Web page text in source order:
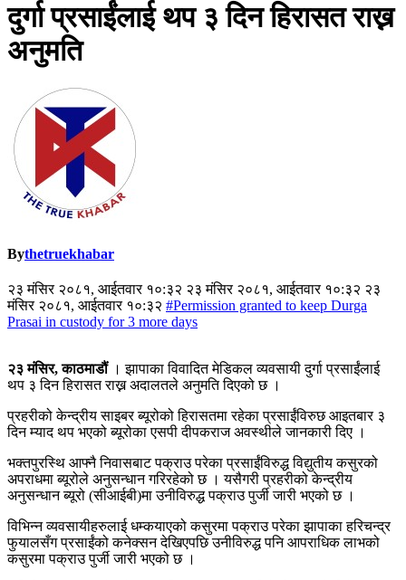
दुर्गा प्रसाईंलाई थप ३ दिन हिरासत राख्न
अनुमति
Bythetruekhabar
२३ मंसिर २०८१, आईतवार १०:३२ २३ मंसिर २०८१, आईतवार १०:३२ २३
मंसिर २०८१, आईतवार १०:३२ #Permission granted to keep Durga
Prasai in custody for 3 more days
२३ मंसिर, काठमाडौं। झापाका विवादित मेडिकल व्यवसायी दुर्गा प्रसाईंलाई
थप ३ दिन हिरासत राख्न अदालतले अनुमति दिएको छ ।
प्रहरीको केन्द्रीय साइबर ब्यूरोको हिरासतमा रहेका प्रसाईंविरुछ आइतबार ३
दिन म्याद थप भएको ब्यूरोका एसपी दीपकराज अवस्थीले जानकारी दिए ।
भक्तपुरस्थि आफ्नै निवासबाट पक्राउ परेका प्रसाईंविरुद्ध विद्युतीय कसुरको
अपराधमा ब्यूरोले अनुसन्धान गरिरहेको छ । यसैगरी प्रहरीको केन्द्रीय
अनुसन्धान ब्यूरो (सीआईबी)मा उनीविरुद्ध पक्राउ पुर्जी जारी भएको छ ।
विभिन्न व्यवसायीहरुलाई धम्कयाएको कसुरमा पक्राउ परेका झापाका हरिचन्द्र
फुयालसँग प्रसाईंको कनेक्सन देखिएपछि उनीविरुद्ध पनि आपराधिक लाभको
कसुरमा पक्राउ पुर्जी जारी भएको छ ।